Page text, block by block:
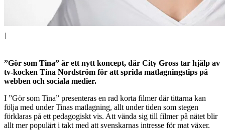
|
”Gör som Tina” är ett nytt koncept, där City Gross tar hjälp av
tv-kocken Tina Nordström för att sprida matlagningstips på
webben och sociala medier.
I ”Gör som Tina” presenteras en rad korta filmer där tittarna kan
följa med under Tinas matlagning, allt under tiden som stegen
förklaras på ett pedagogiskt vis. Att vända sig till filmer på nätet blir
allt mer populärt i takt med att svenskarnas intresse för mat växer.